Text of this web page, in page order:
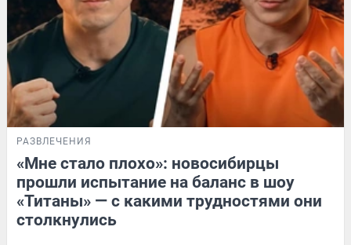
РАЗВЛЕЧЕНИЯ
«Мне стало плохо»: новосибирцы
прошли испытание на баланс в шоу
«Титаны» — с какими трудностями они
столкнулись